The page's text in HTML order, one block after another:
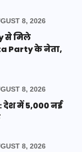
8, 2026
से मिले
Party के नेता,
8, 2026
देश में 5,000 नई
8, 2026